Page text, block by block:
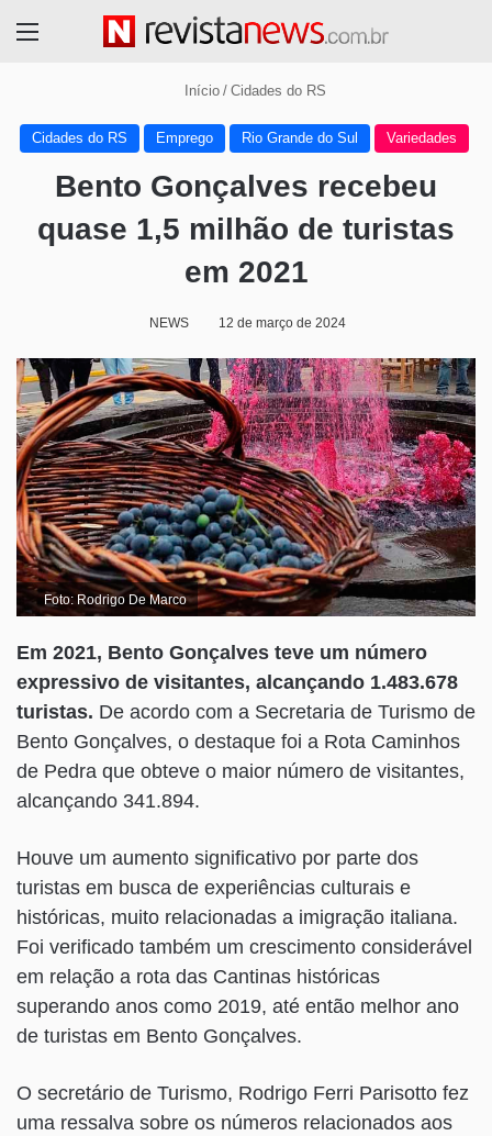
Início / Cidades do RS
Cidades do RS Emprego Rio Grande do Sul Variedades
Bento Gonçalves recebeu
quase 1,5 milhão de turistas
em 2021
NEWS 12 de março de 2024
Foto: Rodrigo De Marco
Em 2021, Bento Gonçalves teve um número
expressivo de visitantes, alcançando 1.483.678
turistas. De acordo com a Secretaria de Turismo de
Bento Gonçalves, o destaque foi a Rota Caminhos
de Pedra que obteve o maior número de visitantes,
alcançando 341.894.
Houve um aumento significativo por parte dos
turistas em busca de experiências culturais e
históricas, muito relacionadas a imigração italiana.
Foi verificado também um crescimento considerável
em relação a rota das Cantinas históricas
superando anos como 2019, até então melhor ano
de turistas em Bento Gonçalves.
O secretário de Turismo, Rodrigo Ferri Parisotto fez
uma ressalva sobre os números relacionados aos